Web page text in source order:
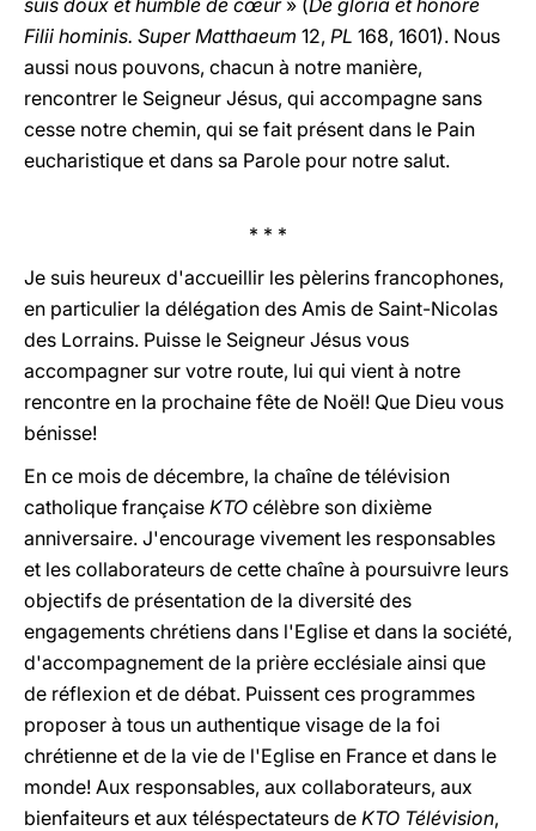
suis doux et humble de cœur» (De gloria et honore
Filii hominis. Super Matthaeum 12, PL 168, 1601). Nous
aussi nous pouvons, chacun à notre manière,
rencontrer le Seigneur Jésus, qui accompagne sans
cesse notre chemin, qui se fait présent dans le Pain
eucharistique et dans sa Parole pour notre salut.
* * *
Je suis heureux d'accueillir les pèlerins francophones,
en particulier la délégation des Amis de Saint-Nicolas
des Lorrains. Puisse le Seigneur Jésus vous
accompagner sur votre route, lui qui vient à notre
rencontre en la prochaine fête de Noël! Que Dieu vous
bénisse!
En ce mois de décembre, la chaîne de télévision
catholique française KTO célèbre son dixième
anniversaire. J'encourage vivement les responsables
et les collaborateurs de cette chaîne à poursuivre leurs
objectifs de présentation de la diversité des
engagements chrétiens dans l'Eglise et dans la société,
d'accompagnement de la prière ecclésiale ainsi que
de réflexion et de débat. Puissent ces programmes
proposer à tous un authentique visage de la foi
chrétienne et de la vie de l'Eglise en France et dans le
monde! Aux responsables, aux collaborateurs, aux
bienfaiteurs et aux téléspectateurs de KTO Télévision,